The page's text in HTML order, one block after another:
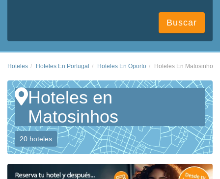
Buscar
Hoteles Hoteles En Portugal Hoteles En Oporto Hoteles En Matosinhos
Hoteles en
Matosinhos
20 hoteles